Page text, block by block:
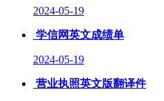
2024-05-19
学信网英文成绩单
2024-05-19
营业执照英文版翻译件